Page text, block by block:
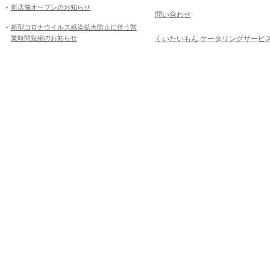
新店舗オープンのお知らせ
新型コロナウイルス感染拡大防止に伴う営
業時間短縮のお知らせ
問い合わせ
くいたいもん ケータリングサービ